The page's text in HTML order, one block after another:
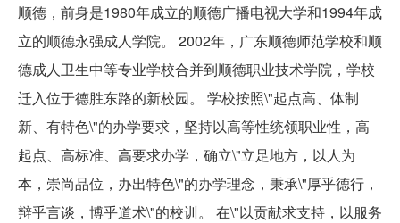
顺德，前身是1980年成立的顺德广播电视大学和1994年成
立的顺德永强成人学院。 2002年，广东顺德师范学校和顺
德成人卫生中等专业学校合并到顺德职业技术学院，学校
迁入位于德胜东路的新校园。 学校按照\"起点高、体制
新、有特色\"的办学要求，坚持以高等性统领职业性，高
起点、高标准、高要求办学，确立\"立足地方，以人为
本，崇尚品位，办出特色\"的办学理念，秉承\"厚乎德行，
辩乎言谈，博乎道术\"的校训。 在\"以贡献求支持，以服务